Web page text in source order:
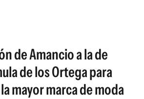
de Amancio a la de
de los Ortega para
mayor marca de moda